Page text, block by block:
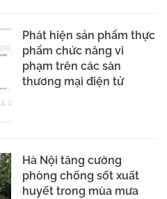
Phát hiện sản phẩm thực
phẩm chức năng vi
phạm trên các sàn
thương mại điện tử
Hà Nội tăng cường
phòng chống sốt xuất
huyết trong mùa mưa